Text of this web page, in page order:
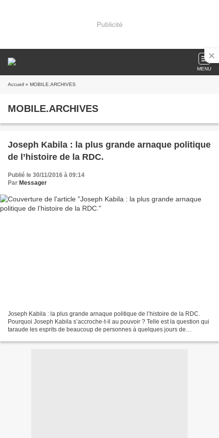
Publicité
MENU
Accueil » MOBILE.ARCHIVES
MOBILE.ARCHIVES
Joseph Kabila : la plus grande arnaque politique
de l’histoire de la RDC.
Publié le 30/11/2016 à 09:14
Par Messager
Joseph Kabila : la plus grande arnaque politique de l’histoire de la RDC.
Pourquoi Joseph Kabila s’accroche-t-il au pouvoir ? Telle est la question qui
taraude les esprits de beaucoup de personnes à quelques jours de